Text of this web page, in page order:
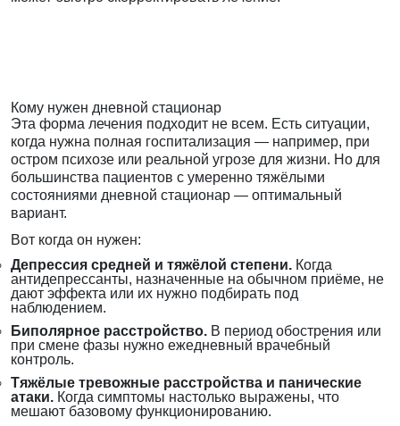
Кому нужен дневной стационар
Эта форма лечения подходит не всем. Есть ситуации,
когда нужна полная госпитализация — например, при
остром психозе или реальной угрозе для жизни. Но для
большинства пациентов с умеренно тяжёлыми
состояниями дневной стационар — оптимальный
вариант.
Вот когда он нужен:
Депрессия средней и тяжёлой степени. Когда
антидепрессанты, назначенные на обычном приёме, не
дают эффекта или их нужно подбирать под
наблюдением.
Биполярное расстройство. В период обострения или
при смене фазы нужно ежедневный врачебный
контроль.
Тяжёлые тревожные расстройства и панические
атаки. Когда симптомы настолько выражены, что
мешают базовому функционированию.